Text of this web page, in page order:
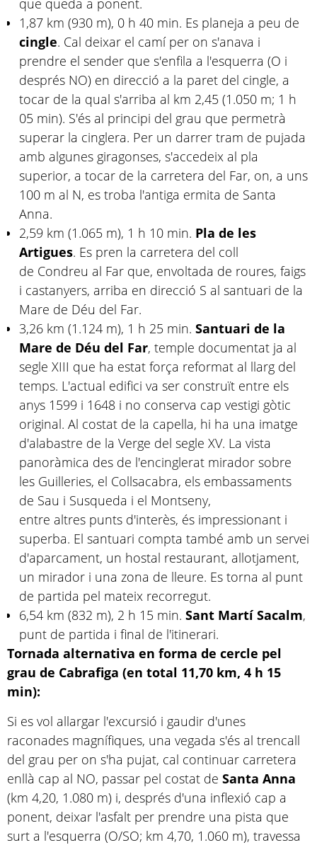
que queda a ponent.
1,87 km (930 m), 0 h 40 min. Es planeja a peu de
cingle. Cal deixar el camí per on s'anava i
prendre el sender que s'enfila a l'esquerra (O i
després NO) en direcció a la paret del cingle, a
tocar de la qual s'arriba al km 2,45 (1.050 m; 1 h
05 min). S'és al principi del grau que permetrà
superar la cinglera. Per un darrer tram de pujada
amb algunes giragonses, s'accedeix al pla
superior, a tocar de la carretera del Far, on, a uns
100 m al N, es troba l'antiga ermita de Santa
Anna.
2,59 km (1.065 m), 1 h 10 min. Pla de les
Artigues. Es pren la carretera del coll
de Condreu al Far que, envoltada de roures, faigs
i castanyers, arriba en direcció S al santuari de la
Mare de Déu del Far.
3,26 km (1.124 m), 1 h 25 min.Santuari de la
Mare de Déu del Far, temple documentat ja al
segle XIII que ha estat força reformat al llarg del
temps. L'actual edifici va ser construït entre els
anys 1599 i 1648 i no conserva cap vestigi gòtic
original. Al costat de la capella, hi ha una imatge
d'alabastre de la Verge del segle XV. La vista
panoràmica des de l'encinglerat mirador sobre
les Guilleries, el Collsacabra, els embassaments
de Sau i Susqueda i el Montseny,
entre altres punts d'interès, és impressionant i
superba. El santuari compta també amb un servei
d'aparcament, un hostal restaurant, allotjament,
un mirador i una zona de lleure. Es torna al punt
de partida pel mateix recorregut.
6,54 km (832 m), 2 h 15 min.Sant Martí Sacalm,
punt de partida i final de l'itinerari.
Tornada alternativa en forma de cercle pel
grau de Cabrafiga (en total 11,70 km, 4 h 15
min):
Si es vol allargar l'excursió i gaudir d'unes
raconades magnífiques, una vegada s'és al trencall
del grau per on s'ha pujat, cal continuar carretera
enllà cap al NO, passar pel costat de Santa Anna
(km 4,20, 1.080 m) i, després d'una inflexió cap a
ponent, deixar l'asfalt per prendre una pista que
surt a l'esquerra (O/SO; km 4,70, 1.060 m), travessa